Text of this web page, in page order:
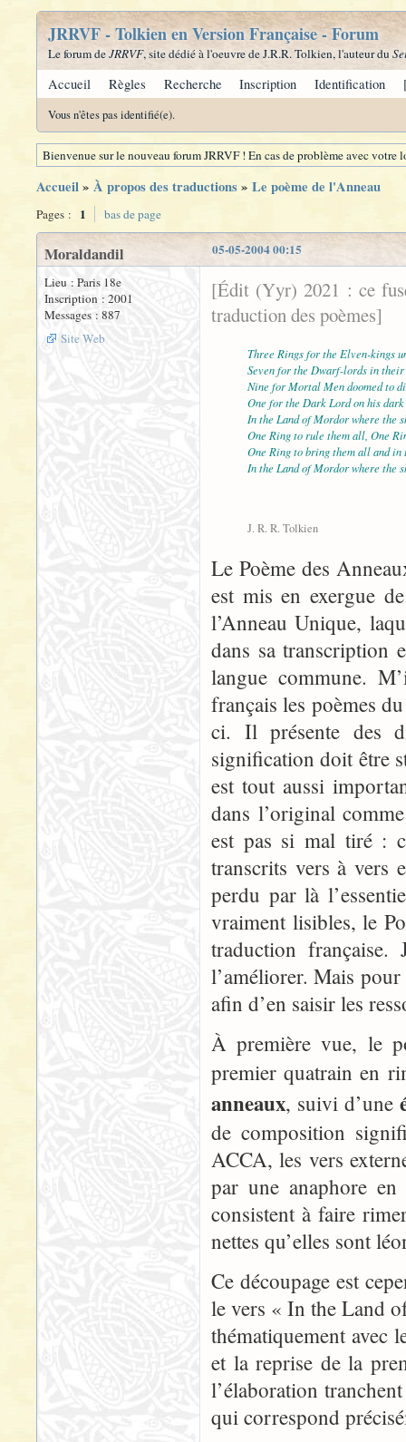
JRRVF - Tolkien en Version Française - Forum
Le forum deJRRVF, site dédié à l'oeuvre de J.R.R. Tolkien, l'auteur du
Accueil Règles Recherche Inscription Identification
Vous n'êtes pas identifié(e).
Bienvenue sur le nouveau forum JRRVF ! En cas de problème avec
Accueil» À propos des traductions» Le poème de l'Anneau
Pages : 1 bas de page
05-05-2004 00:15
Moraldandil
Lieu : Paris 18e
Inscription : 2001
Messages : 887
Site Web
[Édit (Yyr) 2021 : ce
traduction des poèmes]
Three Rings for the Elven-kings
Seven for the Dwarf-lords in
Nine for Mortal Men doomed to
One for the Dark Lord on his
In the Land of Mordor where the
One Ring to rule them all, One
One Ring to bring them all and in
In the Land of Mordor where the
J. R. R. Tolkien
Le Poème des
est mis en exergue
l’Anneau Unique,
dans sa transcription
langue commune.
français les poèmes
ci. Il présente des
signification doit être
est tout aussi
dans l’original
est pas si mal tiré :
transcrits vers à vers
perdu par là
vraiment lisibles, le
traduction française.
l’améliorer. Mais
afin d’en saisir les
À première vue, le
premier quatrain en
anneaux, suivi d’une
de composition
ACCA, les vers
par une anaphore
consistent à faire
nettes qu’elles sont
Ce découpage est
le vers « In the Land
thématiquement avec
et la reprise de la
l’élaboration
qui correspond